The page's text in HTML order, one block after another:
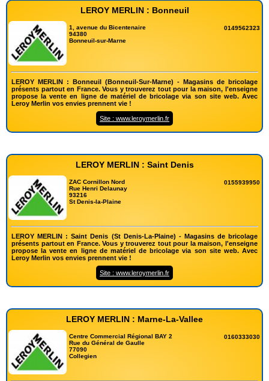
LEROY MERLIN : Bonneuil
1, avenue du Bicentenaire
94380
Bonneuil-sur-Marne
0149562323
LEROY MERLIN : Bonneuil (Bonneuil-Sur-Marne) - Magasins de bricolage
présents partout en France. Vous y trouverez tout pour la maison, l'enseigne
propose la vente en ligne de matériel de bricolage via son site web. Avec
Leroy Merlin vos envies prennent vie !
Site : www.leroymerlin.fr
LEROY MERLIN : Saint Denis
ZAC Cornillon Nord
Rue Henri Delaunay
93216
St Denis-la-Plaine
0155939950
LEROY MERLIN : Saint Denis (St Denis-La-Plaine) - Magasins de bricolage
présents partout en France. Vous y trouverez tout pour la maison, l'enseigne
propose la vente en ligne de matériel de bricolage via son site web. Avec
Leroy Merlin vos envies prennent vie !
Site : www.leroymerlin.fr
LEROY MERLIN : Marne-La-Vallee
Centre Commercial Régional BAY 2
Rue du Général de Gaulle
77090
Collegien
0160333030